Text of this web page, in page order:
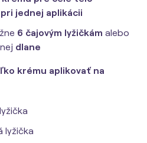
jednej aplikácii
6 čajovým lyžičkám alebo
dlane
krému aplikovať na
lyžička